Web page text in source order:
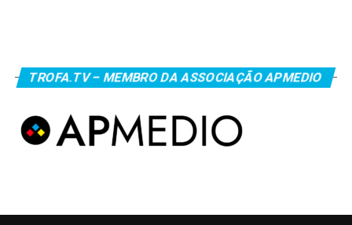
TROFA.TV – MEMBRO DA ASSOCIAÇÃO APMEDIO